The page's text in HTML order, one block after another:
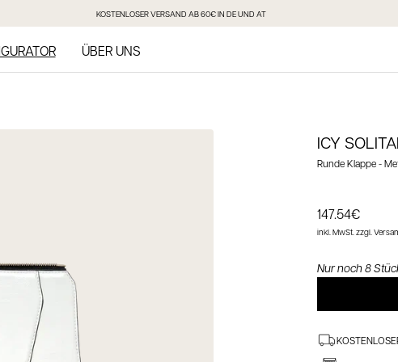
KOSTENLOSER VERSAND AB 60€ IN DE UND AT
ÜBER UNS
ICY
Runde Klappe -
Angebotspreis
147.54€
inkl. MwSt. zzgl.
Nur noch 8